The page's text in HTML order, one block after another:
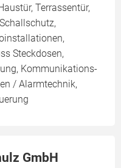
Terrassentür,
Steckdosen,
Kommunikations-
/ Alarmtechnik,
GmbH